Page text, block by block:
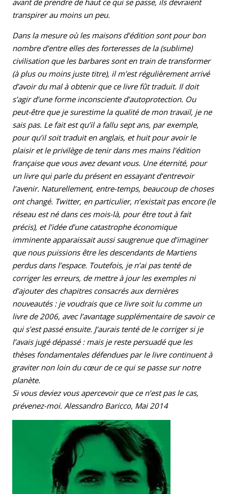
transpirer au moins un peu.
Dans la mesure où les maisons d’édition sont pour bon
nombre d’entre elles des forteresses de la (sublime)
civilisation que les barbares sont en train de transformer
(à plus ou moins juste titre), il m’est régulièrement arrivé
d’avoir du mal à obtenir que ce livre fût traduit. Il doit
s’agir d’une forme inconsciente d’autoprotection. Ou
peut-être que je surestime la qualité de mon travail, je ne
sais pas. Le fait est qu’il a fallu sept ans, par exemple,
pour qu’il soit traduit en anglais, et huit pour avoir le
plaisir et le privilège de tenir dans mes mains l’édition
française que vous avez devant vous. Une éternité, pour
un livre qui parle du présent en essayant d’entrevoir
l’avenir. Naturellement, entre-temps, beaucoup de choses
ont changé. Twitter, en particulier, n’existait pas encore (le
réseau est né dans ces mois-là, pour être tout à fait
précis), et l’idée d’une catastrophe économique
imminente apparaissait aussi saugrenue que d’imaginer
que nous puissions être les descendants de Martiens
perdus dans l’espace. Toutefois, je n’ai pas tenté de
corriger les erreurs, de mettre à jour les exemples ni
d’ajouter des chapitres consacrés aux dernières
nouveautés : je voudrais que ce livre soit lu comme un
livre de 2006, avec l’avantage supplémentaire de savoir ce
qui s’est passé ensuite. J’aurais tenté de le corriger si je
l’avais jugé dépassé : mais je reste persuadé que les
thèses fondamentales défendues par le livre continuent à
graviter non loin du cœur de ce qui se passe sur notre
planète.
Si vous deviez vous apercevoir que ce n’est pas le cas,
prévenez-moi. Alessandro Baricco, Mai 2014